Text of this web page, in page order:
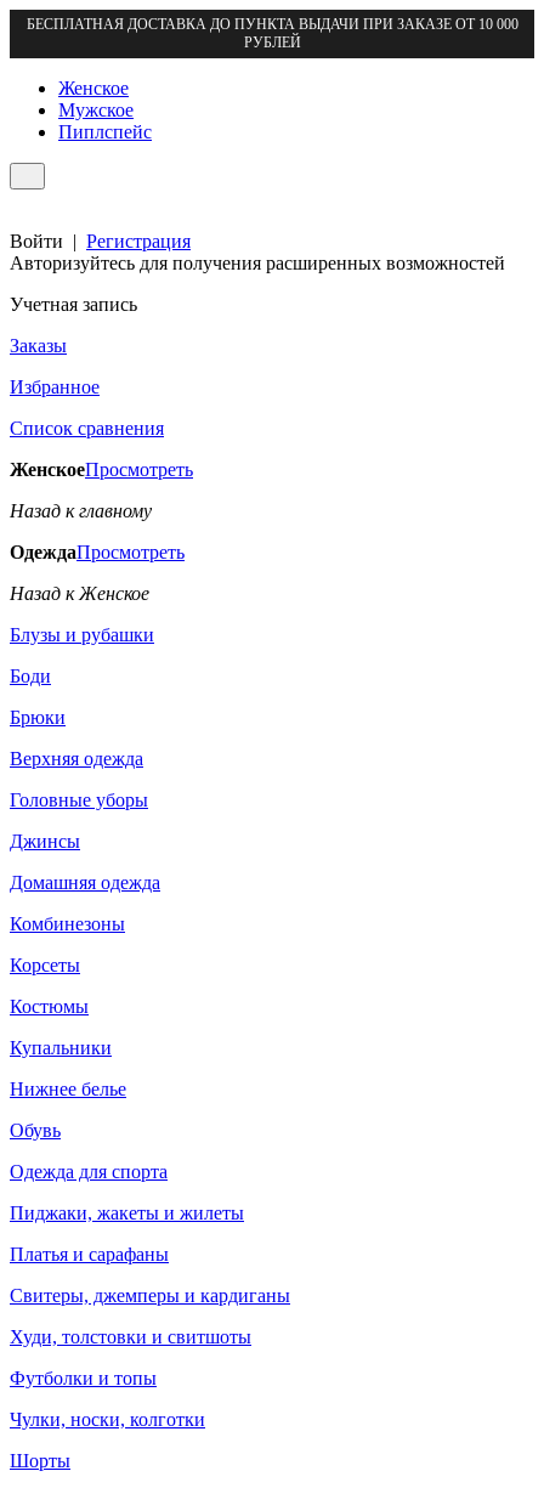
БЕСПЛАТНАЯ ДОСТАВКА ДО ПУНКТА ВЫДАЧИ ПРИ ЗАКАЗЕ ОТ 10 000
РУБЛЕЙ
Женское
Мужское
Пиплспейс
Войти | Регистрация
Авторизуйтесь для получения расширенных возможностей
Учетная запись
Заказы
Избранное
Список сравнения
ЖенскоеПросмотреть
Назад к главному
ОдеждаПросмотреть
Назад к Женское
Блузы и рубашки
Боди
Брюки
Верхняя одежда
Головные уборы
Джинсы
Домашняя одежда
Комбинезоны
Корсеты
Костюмы
Купальники
Нижнее белье
Обувь
Одежда для спорта
Пиджаки, жакеты и жилеты
Платья и сарафаны
Свитеры, джемперы и кардиганы
Худи, толстовки и свитшоты
Футболки и топы
Чулки, носки, колготки
Шорты